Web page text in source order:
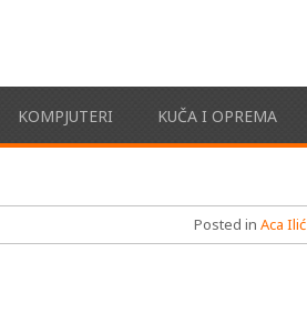
KOMPJUTERI KUČA I OPREMA
Posted inAca Ilić